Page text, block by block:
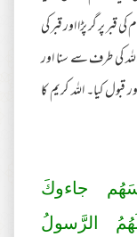
پر گر پڑا اور قبر کی
کی طرف سے سنا اور
کیا۔ اللہ کریم کا
جاءوكَ
الرَّ‌سولُ